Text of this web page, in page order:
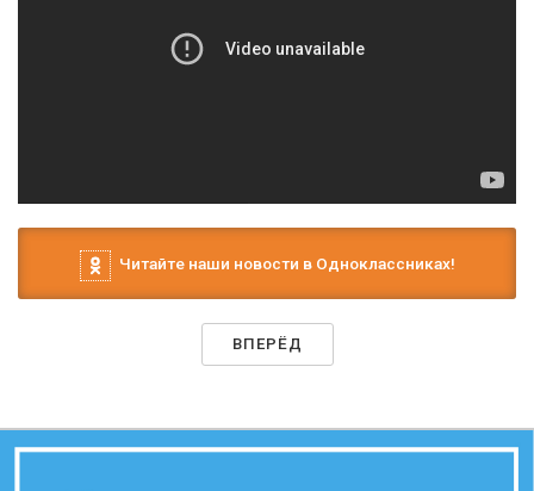
Читайте наши новости в Одноклассниках!
ВПЕРЁД